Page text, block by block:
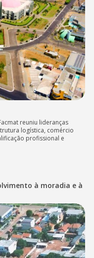
reuniu lideranças
logística, comércio
profissional e
à moradia e à